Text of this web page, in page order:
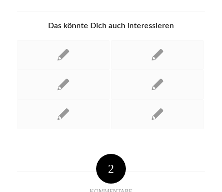
Das könnte Dich auch interessieren
2